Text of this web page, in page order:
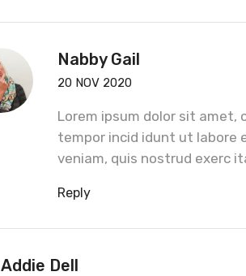
Nabby Gail
20 NOV 2020
Lorem ipsum dolor sit amet,
tempor incid idunt ut labore
veniam, quis nostrud exerc
Reply
Addie Dell